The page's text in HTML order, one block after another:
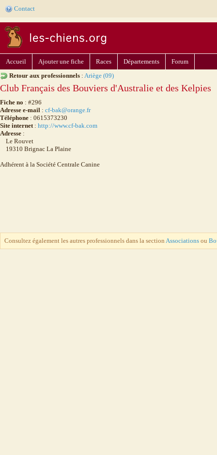
Contact
Accueil Ajouter une fiche Races Départements
Forum
Retour aux professionnels : Ariège (09)
Club Français des Bouviers d'Australie et des Kelpies
Fiche no : #296
Adresse e-mail : cf-bak@orange.fr
Téléphone : 0615373230
Site internet: http://www.cf-bak.com
Adresse :
Le Rouvet
19310 Brignac La Plaine
Adhérent à la Société Centrale Canine
Consultez également les autres professionnels dans la section Associations ou